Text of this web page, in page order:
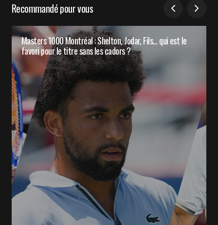
Recommandé pour vous
Masters 1000 Montréal : Shelton, Jodar, Fils… qui est le
favori pour le titre sans les cadors ?